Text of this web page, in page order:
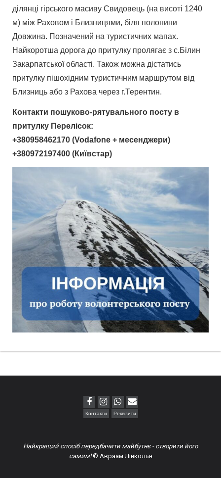
ділянці гірського масиву Свидовець (на висоті 1240
м) між Раховом і Близницями, біля полонини
Довжина. Позначений на туристичних мапах.
Найкоротша дорога до притулку пролягає з с.Білин
Закарпатської області. Також можна дістатись
притулку пішохідним туристичним маршрутом від
Близниць або з Рахова через г.Терентин.
Контакти пошуково-рятувального посту в
притулку Перелісок:
+380958462170 (Vodafone + месенджери)
+380972197400 (Київстар)
Контакти Реквізити
Найкращий спосіб передбачити майбутнє - створити його
самим!© Авраам Лінкольн